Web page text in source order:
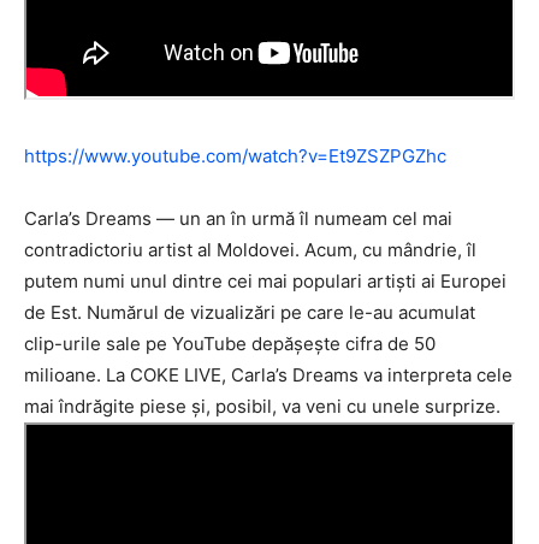
https://www.youtube.com/watch?v=Et9ZSZPGZhc
Carla’s Dreams — un an în urmă îl numeam cel mai
contradictoriu artist al Moldovei. Acum, cu mândrie, îl
putem numi unul dintre cei mai populari artiști ai Europei
de Est. Numărul de vizualizări pe care le-au acumulat
clip-urile sale pe YouTube depășește cifra de 50
milioane. La COKE LIVE, Carla’s Dreams va interpreta cele
mai îndrăgite piese și, posibil, va veni cu unele surprize.